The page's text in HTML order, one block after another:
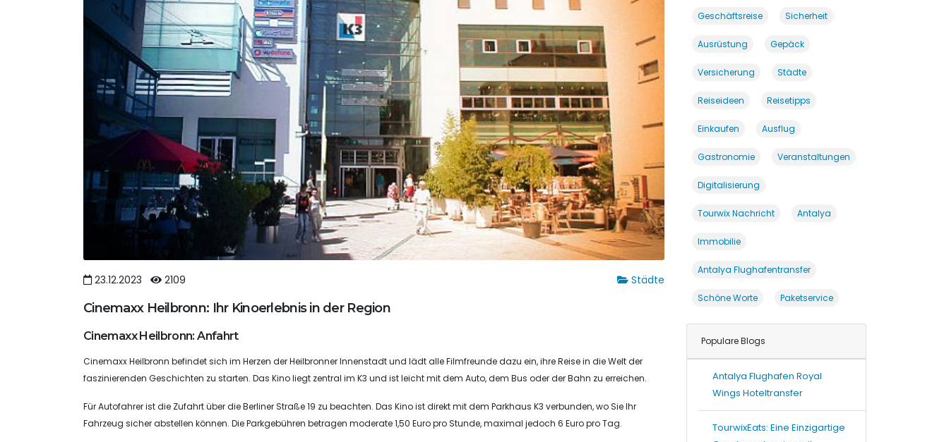
Städte
23.12.2023 2109
Cinemaxx Heilbronn: Ihr Kinoerlebnis in der Region
Cinemaxx Heilbronn: Anfahrt
Cinemaxx Heilbronn befindet sich im Herzen der Heilbronner Innenstadt und lädt alle Filmfreunde dazu ein, ihre Reise in die Welt der
faszinierenden Geschichten zu starten. Das Kino liegt zentral im K3 und ist leicht mit dem Auto, dem Bus oder der Bahn zu erreichen.
Für Autofahrer ist die Zufahrt über die Berliner Straße 19 zu beachten. Das Kino ist direkt mit dem Parkhaus K3 verbunden, wo Sie Ihr
Fahrzeug sicher abstellen können. Die Parkgebühren betragen moderate 1,50 Euro pro Stunde, maximal jedoch 6 Euro pro Tag.
Geschäftsreise Sicherheit
Ausrüstung Gepäck
Versicherung Städte
Reiseideen Reisetipps
Einkaufen Ausflug
Gastronomie Veranstaltungen
Digitalisierung
Tourwix Nachricht Antalya
Immobilie
Antalya Flughafentransfer
Schöne Worte Paketservice
Populare Blogs
Antalya Flughafen Royal
Wings Hoteltransfer
TourwixEats: Eine Einzigartige